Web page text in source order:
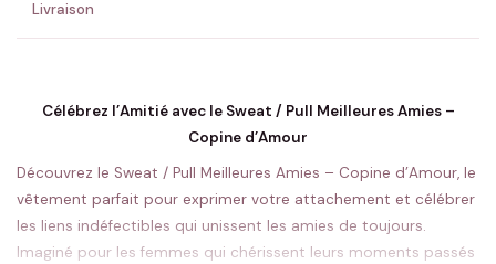
Livraison
Célébrez l’Amitié avec le Sweat / Pull Meilleures Amies –
Copine d’Amour
Découvrez le Sweat / Pull Meilleures Amies – Copine d’Amour, le
vêtement parfait pour exprimer votre attachement et célébrer
les liens indéfectibles qui unissent les amies de toujours.
Imaginé pour les femmes qui chérissent leurs moments passés